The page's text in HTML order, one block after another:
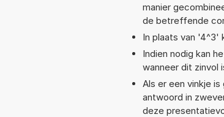
manier
de betreffende
In plaats van
Indien nodig kan
wanneer dit zinvol
Als er een vinkje
antwoord in
deze